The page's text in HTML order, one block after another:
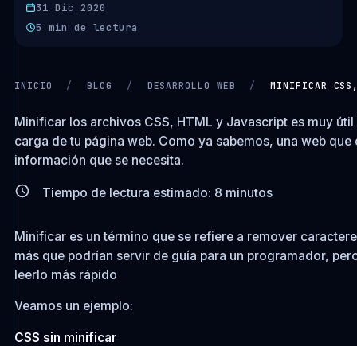
31 Dic 2020
5 min de lectura
INICIO / BLOG / DESARROLLO WEB / MINIFICAR
Minificar los archivos CSS, HTML y Javascript es muy
carga de tu página web. Como ya sabemos, una web
información que se necesita.
Tiempo de lectura estimado: 8 minutos
Minificar es un término que se refiere a remover
más que podrían servir de guía para un programador,
leerlo más rápido
Veamos un ejemplo:
CSS sin minificar